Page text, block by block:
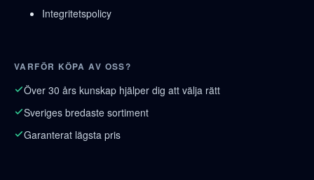
Integritetspolicy
VARFÖR KÖPA AV OSS?
Över 30 års kunskap hjälper dig att välja rätt
Sveriges bredaste sortiment
Garanterat lägsta pris